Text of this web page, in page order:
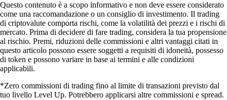
Questo contenuto è a scopo informativo e non deve essere considerato
come una raccomandazione o un consiglio di investimento. Il trading
di criptovalute comporta rischi, come la volatilità dei prezzi e i rischi di
mercato. Prima di decidere di fare trading, considera la tua propensione
al rischio. Premi, riduzioni delle commissioni e altri vantaggi citati in
questo articolo possono essere soggetti a requisiti di idoneità, possesso
di token e possono variare in base ai termini e alle condizioni
applicabili.
*Zero commissioni di trading fino al limite di transazioni previsto dal
tuo livello Level Up. Potrebbero applicarsi altre commissioni e spread.